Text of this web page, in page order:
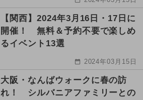
【関西】2024年3月16日・17日に
開催！ 無料＆予約不要で楽しめ
るイベント13選
2024年03月15日
大阪・なんばウォークに春の訪
れ！ シルバニアファミリーとの